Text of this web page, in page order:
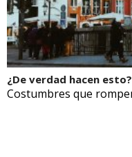
¿De verdad hacen esto?
Costumbres que